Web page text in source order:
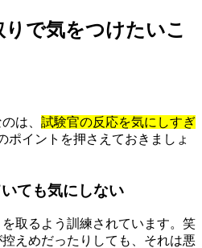
で気をつけたいこ
は、 試験官の反応を気にしすぎ
ポイントを押さえておきましょ
ても気にしない
取るよう訓練されています。笑
えめだったりしても、それは悪